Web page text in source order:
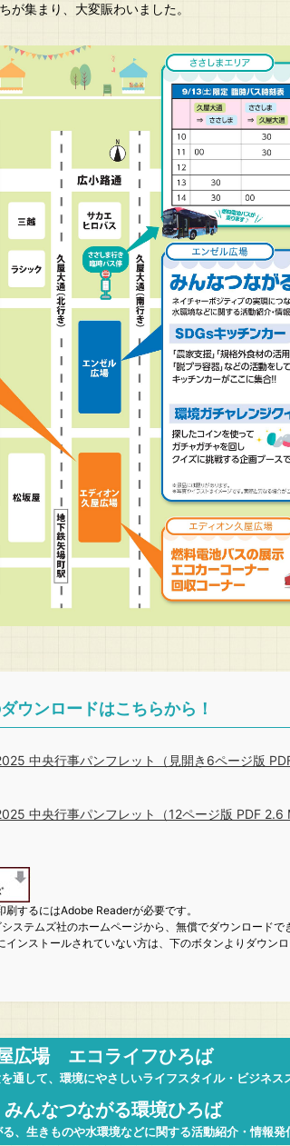
が集まり、大変賑わいました。
ウンロードはこちらから！
中央行事パンフレット（見開き6ページ版
中央行事パンフレット（12ページ版 PDF 2.6
刷するにはAdobe Readerが必要です。
ステムズ社のホームページから、無償でダウンロードで
インストールされていない方は、下のボタンよりダウン
広場 エコライフひろば
通して、環境にやさしいライフスタイル・ビジネス
んなつながる環境ひろば
、生きものや水環境などに関する活動紹介・情報発